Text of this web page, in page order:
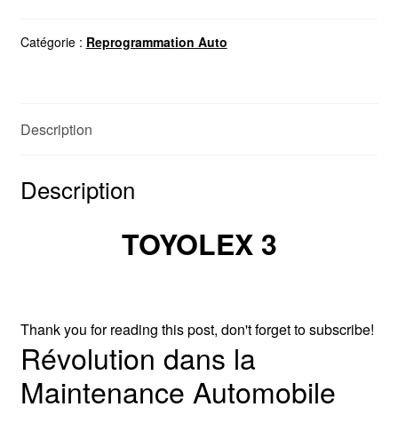
Catégorie : Reprogrammation Auto
Description
Description
TOYOLEX 3
Thank you for reading this post, don't forget to subscribe!
Révolution dans la
Maintenance Automobile